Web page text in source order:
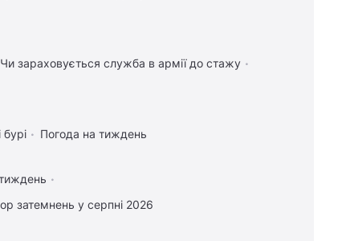
Чи зараховується служба в армії до стажу
бурі Погода на тиждень
затемнень у серпні 2026